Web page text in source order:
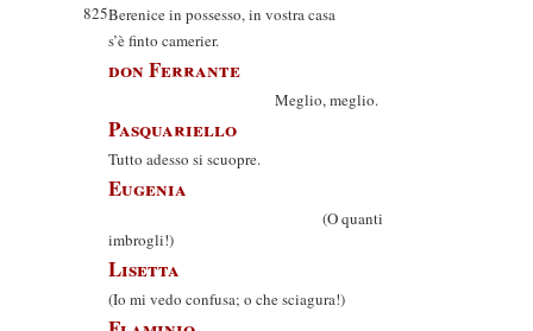
825Berenice in possesso, in vostra casa
s’è finto camerier.
don Ferrante
Meglio, meglio.
Pasquariello
Tutto adesso si scuopre.
Eugenia
(O quanti
imbrogli!)
Lisetta
(Io mi vedo confusa; o che sciagura!)